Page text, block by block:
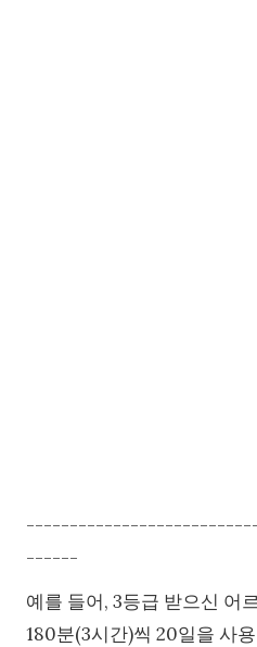
------
예를 들어, 3등급 받으신 어
180분(3시간)씩 20일을 사